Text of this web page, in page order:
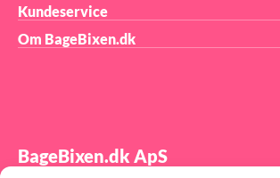
Kundeservice
Om BageBixen.dk
BageBixen.dk ApS